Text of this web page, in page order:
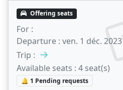
Offering seats
For :
Departure : ven. 1 déc. 2023
Trip : →
Available seats : 4 seat(s)
🔔 1 Pending requests